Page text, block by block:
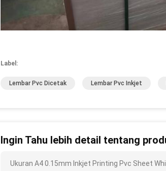
Label:
Lembar Pvc Dicetak Lembar Pvc Inkjet
Ingin Tahu lebih detail tentang
Ukuran A4 0.15mm Inkjet Printing Pvc Sheet